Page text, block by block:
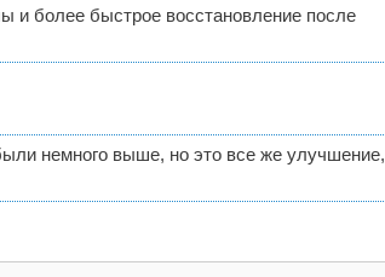
и более быстрое восстановление после
немного выше, но это все же улучшение,